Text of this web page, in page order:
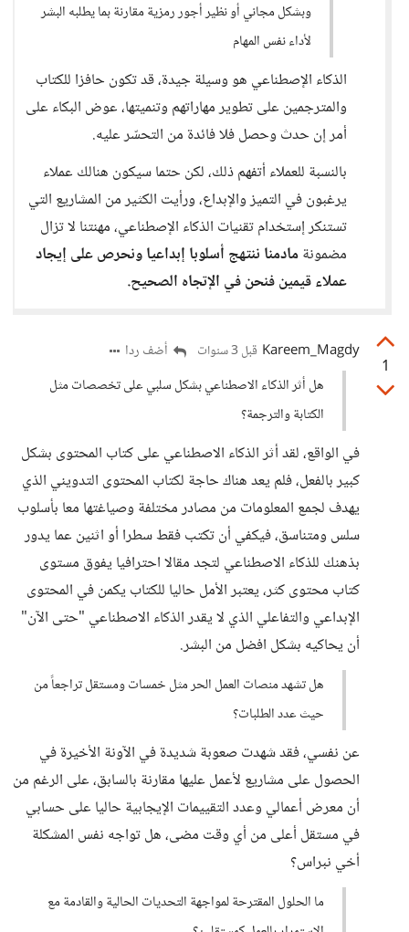
وبشكل مجاني أو نظير أجور رمزية مقارنة بما يطلبه البشر
لأداء نفس المهام
الذكاء الإصطناعي هو وسيلة جيدة، قد تكون حافزا للكتاب
والمترجمين على تطوير مهاراتهم وتنميتها، عوض البكاء على
أمر إن حدث وحصل فلا فائدة من التحسّر عليه.
بالنسبة للعملاء أتفهم ذلك، لكن حتما سيكون هنالك عملاء
يرغبون في التميز والإبداع، ورأيت الكثير من المشاريع التي
تستنكر إستخدام تقنيات الذكاء الإصطناعي، مهنتنا لا تزال
مضمونةمادمنا ننتهج أسلوبا إبداعيا ونحرص على إيجاد
عملاء قيمين فنحن في الإتجاه الصحيح.
1
Kareem_Magdy قبل 3 سنوات
أضف ردا
هل أثر الذكاء الاصطناعي بشكل سلبي على تخصصات مثل
الكتابة والترجمة؟
في الواقع، لقد أثر الذكاء الاصطناعي على كتاب المحتوى بشكل
كبير بالفعل، فلم يعد هناك حاجة لكتاب المحتوى التدويني الذي
يهدف لجمع المعلومات من مصادر مختلفة وصياغتها معا بأسلوب
سلس ومتناسق، فيكفي أن تكتب فقط سطرا أو اثنين عما يدور
بذهنك للذكاء الاصطناعي لتجد مقالا احترافيا يفوق مستوى
كتاب محتوى كثر، يعتبر الأمل حاليا للكتاب يكمن في المحتوى
الإبداعي والتفاعلي الذي لا يقدر الذكاء الاصطناعي "حتى الآن"
أن يحاكيه بشكل افضل من البشر.
هل تشهد منصات العمل الحر مثل خمسات ومستقل تراجعاً من
حيث عدد الطلبات؟
عن نفسي، فقد شهدت صعوبة شديدة في الآونة الأخيرة في
الحصول على مشاريع لأعمل عليها مقارنة بالسابق، على الرغم من
أن معرض أعمالي وعدد التقييمات الإيجابية حاليا على حسابي
في مستقل أعلى من أي وقت مضى، هل تواجه نفس المشكلة
أخي نبراس؟
ما الحلول المقترحة لمواجهة التحديات الحالية والقادمة مع